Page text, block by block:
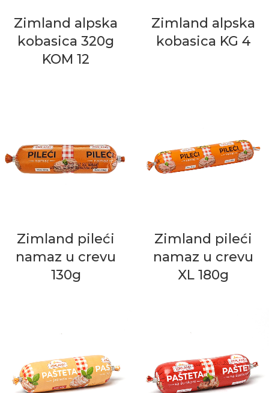
Zimland alpska
kobasica 320g
KOM 12
Zimland alpska
kobasica KG 4
Zimland pileći
namaz u crevu
130g
Zimland pileći
namaz u crevu
XL 180g